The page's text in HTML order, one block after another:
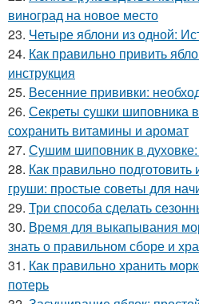
виноград на новое место
23. Четыре яблони из одной:
24. Как правильно привить
инструкция
25. Весенние прививки:
26. Секреты сушки шиповника в
сохранить витамины и аромат
27. Сушим шиповник в духовке:
28. Как правильно подготовить
груши: простые советы для
29. Три способа сделать
30. Время для выкапывания
знать о правильном сборе и
31. Как правильно хранить
потерь